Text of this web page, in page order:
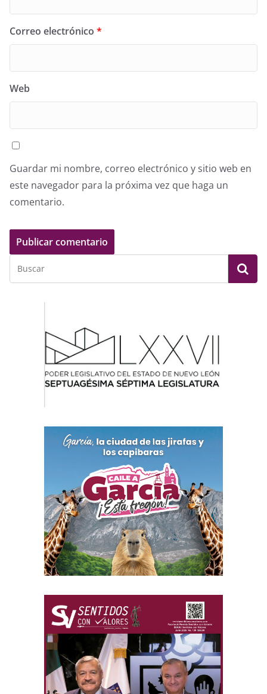
Correo electrónico *
Web
Guardar mi nombre, correo electrónico y sitio web en
este navegador para la próxima vez que haga un
comentario.